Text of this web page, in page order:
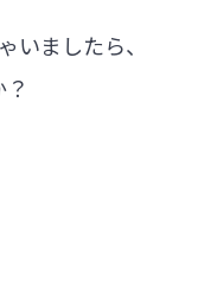
ましたら、